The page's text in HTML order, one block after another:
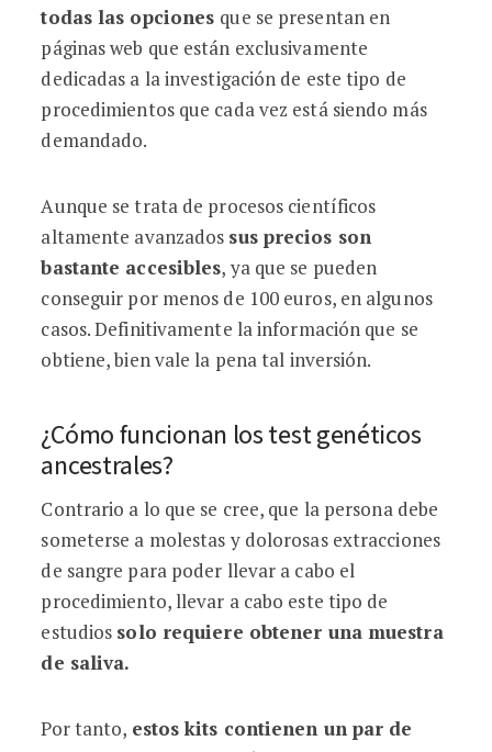
todas las opciones que se presentan en
páginas web que están exclusivamente
dedicadas a la investigación de este tipo de
procedimientos que cada vez está siendo más
demandado.
Aunque se trata de procesos científicos
altamente avanzados sus precios son
bastante accesibles, ya que se pueden
conseguir por menos de 100 euros, en algunos
casos. Definitivamente la información que se
obtiene, bien vale la pena tal inversión.
¿Cómo funcionan los test genéticos
ancestrales?
Contrario a lo que se cree, que la persona debe
someterse a molestas y dolorosas extracciones
de sangre para poder llevar a cabo el
procedimiento, llevar a cabo este tipo de
estudios solo requiere obtener una muestra
de saliva.
Por tanto, estos kits contienen un par de